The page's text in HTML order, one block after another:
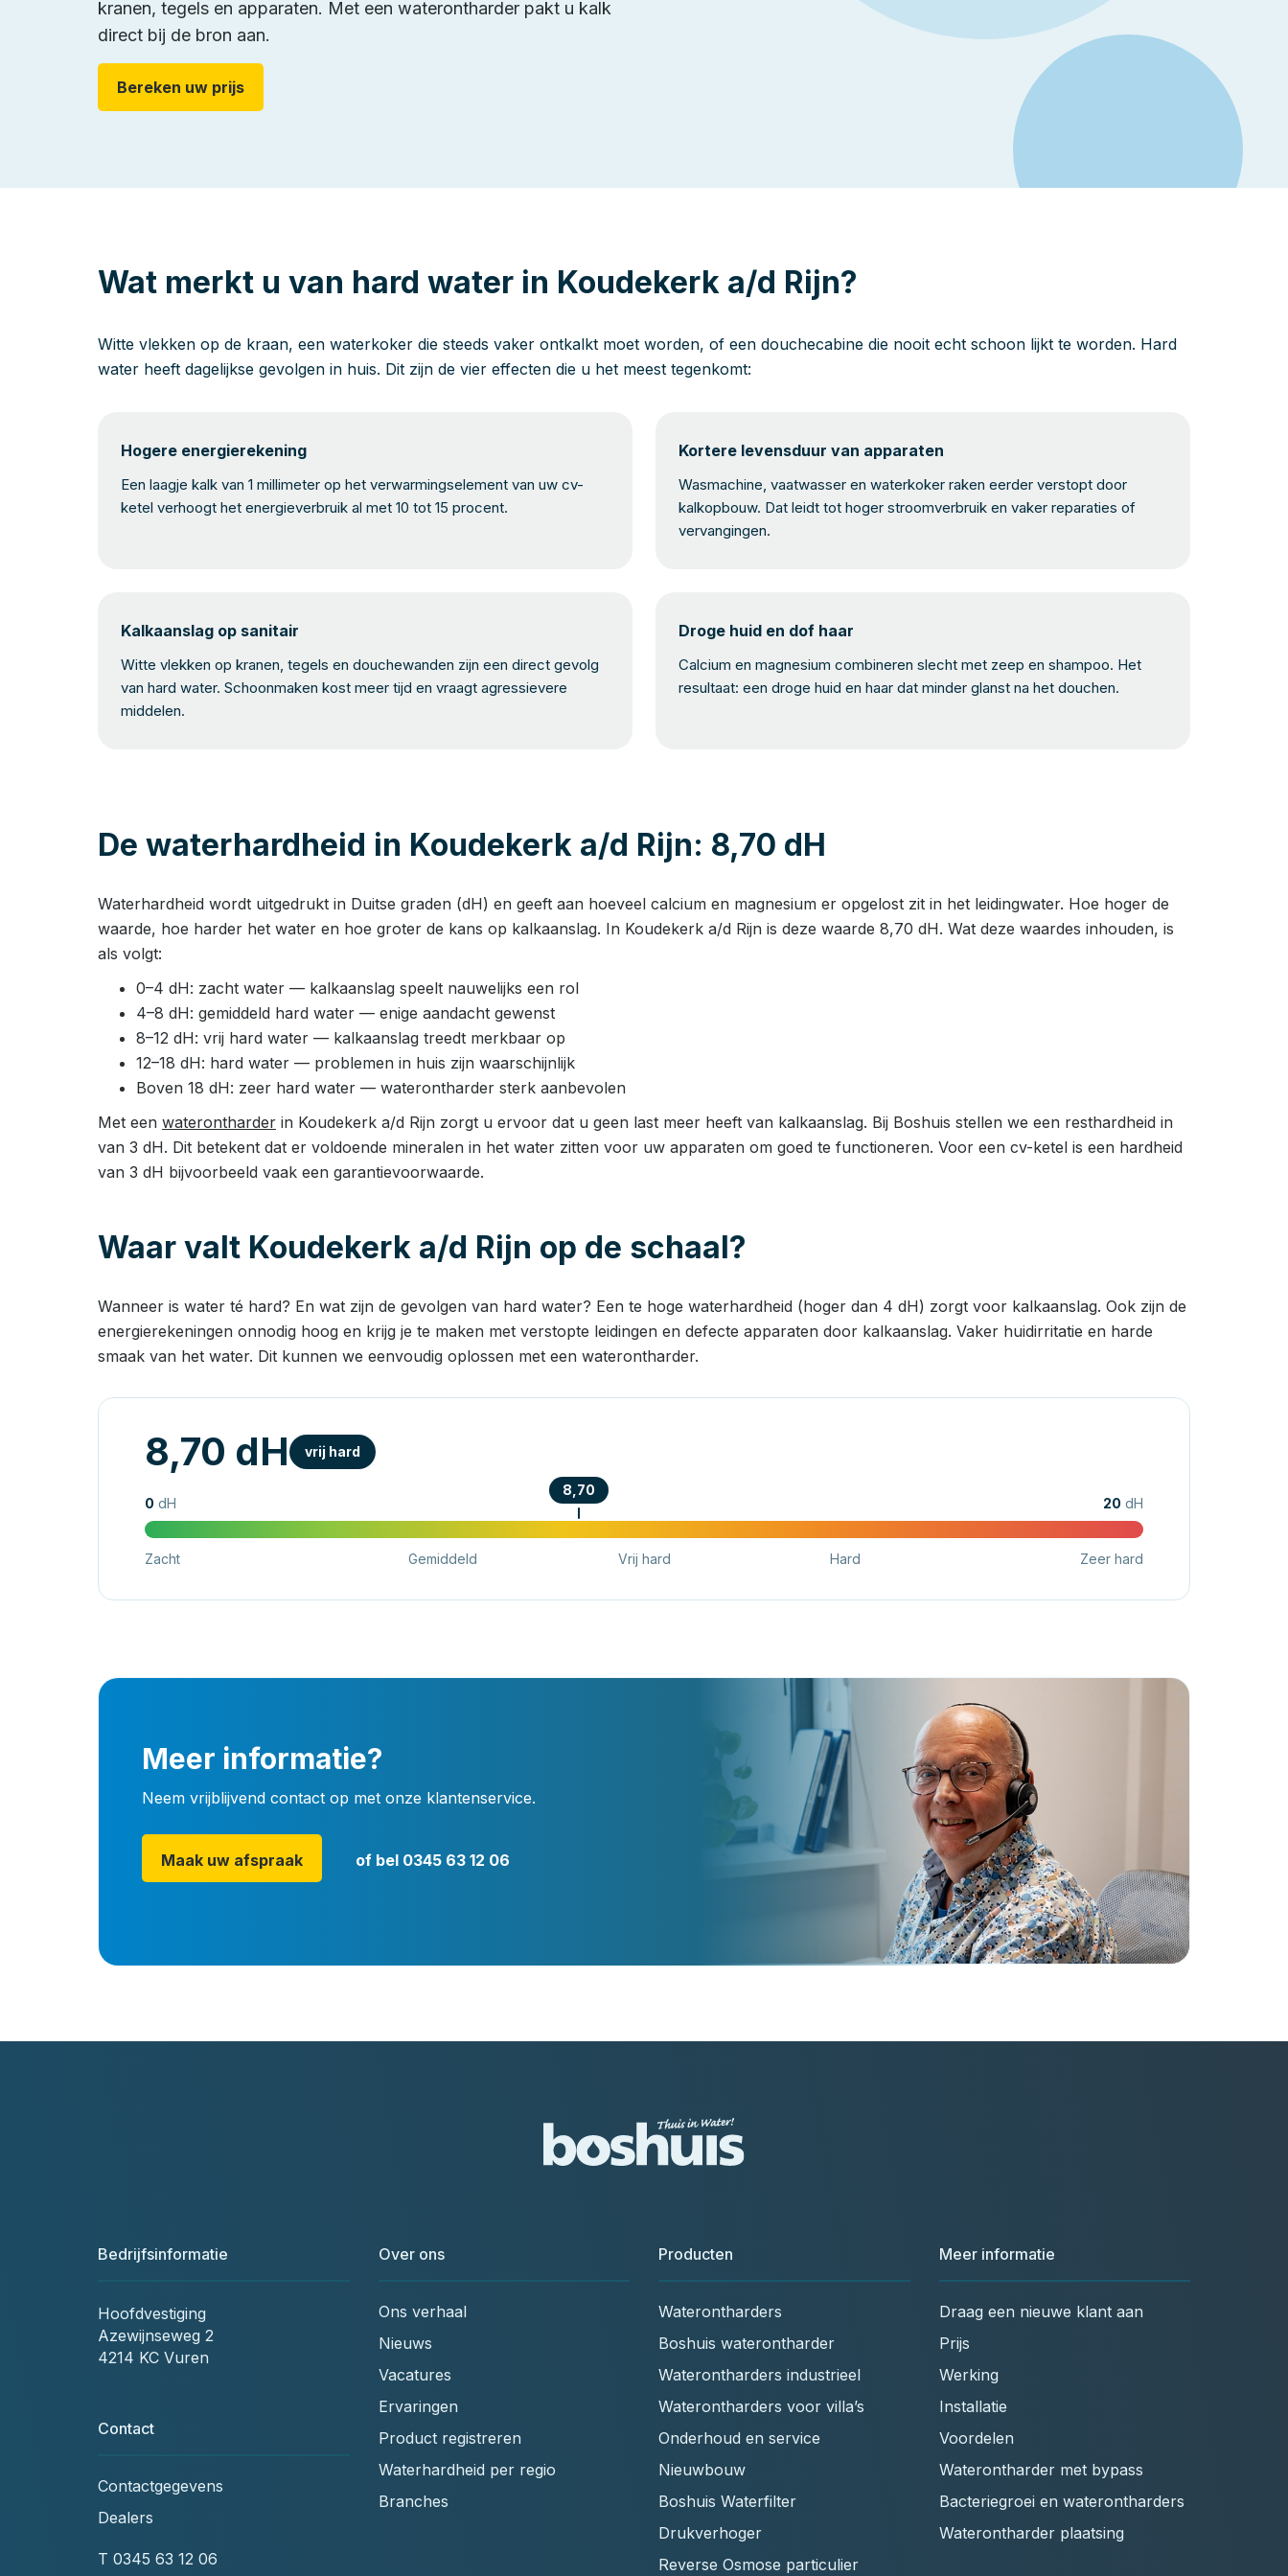
kranen, tegels en apparaten. Met een waterontharder pakt u kalk
direct bij de bron aan.
Bereken uw prijs
Wat merkt u van hard water in Koudekerk a/d Rijn?
Witte vlekken op de kraan, een waterkoker die steeds vaker ontkalkt moet worden, of een douchecabine die nooit echt schoon lijkt te worden. Hard
water heeft dagelijkse gevolgen in huis. Dit zijn de vier effecten die u het meest tegenkomt:
Hogere energierekening
Een laagje kalk van 1 millimeter op het verwarmingselement van uw cv-
ketel verhoogt het energieverbruik al met 10 tot 15 procent.
Kortere levensduur van apparaten
Wasmachine, vaatwasser en waterkoker raken eerder verstopt door
kalkopbouw. Dat leidt tot hoger stroomverbruik en vaker reparaties of
vervangingen.
Kalkaanslag op sanitair
Witte vlekken op kranen, tegels en douchewanden zijn een direct gevolg
van hard water. Schoonmaken kost meer tijd en vraagt agressievere
middelen.
Droge huid en dof haar
Calcium en magnesium combineren slecht met zeep en shampoo. Het
resultaat: een droge huid en haar dat minder glanst na het douchen.
De waterhardheid in Koudekerk a/d Rijn: 8,70 dH
Waterhardheid wordt uitgedrukt in Duitse graden (dH) en geeft aan hoeveel calcium en magnesium er opgelost zit in het leidingwater. Hoe hoger de
waarde, hoe harder het water en hoe groter de kans op kalkaanslag. In Koudekerk a/d Rijn is deze waarde 8,70 dH. Wat deze waardes inhouden, is
als volgt:
0–4 dH: zacht water — kalkaanslag speelt nauwelijks een rol
4–8 dH: gemiddeld hard water — enige aandacht gewenst
8–12 dH: vrij hard water — kalkaanslag treedt merkbaar op
12–18 dH: hard water — problemen in huis zijn waarschijnlijk
Boven 18 dH: zeer hard water — waterontharder sterk aanbevolen
Met een waterontharder in Koudekerk a/d Rijn zorgt u ervoor dat u geen last meer heeft van kalkaanslag. Bij Boshuis stellen we een resthardheid in
van 3 dH. Dit betekent dat er voldoende mineralen in het water zitten voor uw apparaten om goed te functioneren. Voor een cv-ketel is een hardheid
van 3 dH bijvoorbeeld vaak een garantievoorwaarde.
Waar valt Koudekerk a/d Rijn op de schaal?
Wanneer is water té hard? En wat zijn de gevolgen van hard water? Een te hoge waterhardheid (hoger dan 4 dH) zorgt voor kalkaanslag. Ook zijn de
energierekeningen onnodig hoog en krijg je te maken met verstopte leidingen en defecte apparaten door kalkaanslag. Vaker huidirritatie en harde
smaak van het water. Dit kunnen we eenvoudig oplossen met een waterontharder.
8,70 dH vrij hard
0 dH 20 dH
8,70
Zacht Gemiddeld Vrij hard Hard Zeer hard
Meer informatie?
Neem vrijblijvend contact op met onze klantenservice.
Maak uw afspraak of bel 0345 63 12 06
Bedrijfsinformatie
Hoofdvestiging
Azewijnseweg 2
4214 KC Vuren
Contact
Contactgegevens
Dealers
T 0345 63 12 06
Over ons
Ons verhaal
Nieuws
Vacatures
Ervaringen
Product registreren
Waterhardheid per regio
Branches
Producten
Waterontharders
Boshuis waterontharder
Waterontharders industrieel
Waterontharders voor villa’s
Onderhoud en service
Nieuwbouw
Boshuis Waterfilter
Drukverhoger
Reverse Osmose particulier
Meer informatie
Draag een nieuwe klant aan
Prijs
Werking
Installatie
Voordelen
Waterontharder met bypass
Bacteriegroei en waterontharders
Waterontharder plaatsing